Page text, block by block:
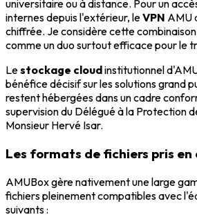
universitaire ou à distance. Pour un
internes depuis l'extérieur, leVPN AMU
chiffrée. Je considère cette
comme un duo surtout efficace pour le
Lestockage cloudinstitutionnel
bénéfice décisif sur les solutions grand
restent hébergées dans un cadre
supervision du Délégué à la Protection
Monsieur Hervé Isar.
Les formats de fichiers pris en
AMUBox gère nativement une large
fichiers pleinement compatibles avec
suivants :